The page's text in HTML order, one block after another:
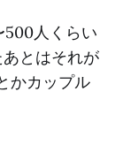
500人くらい
とはそれが
かカップル